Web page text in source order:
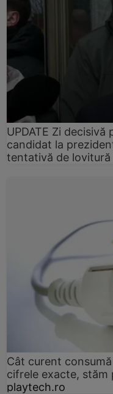
UPDATE Zi
candidat la
tentativă de lovitură
Cât curent
cifrele exacte, stăm
playtech.ro